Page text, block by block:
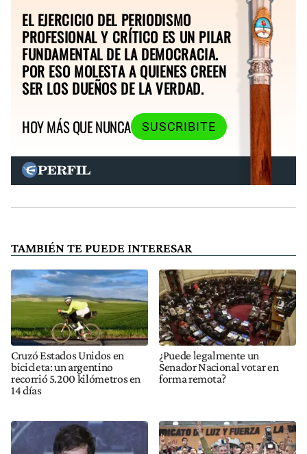
EL EJERCICIO DEL PERIODISMO
PROFESIONAL Y CRÍTICO ES UN PILAR
FUNDAMENTAL DE LA DEMOCRACIA.
POR ESO MOLESTA A QUIENES CREEN
SER LOS DUEÑOS DE LA VERDAD.
HOY MÁS QUE NUNCA
SUSCRIBITE
TAMBIÉN TE PUEDE INTERESAR
Cruzó Estados Unidos en
bicicleta: un argentino
recorrió 5.200 kilómetros en
14 días
¿Puede legalmente un
Senador Nacional votar en
forma remota?